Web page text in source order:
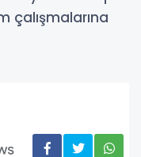
çalışmalarına